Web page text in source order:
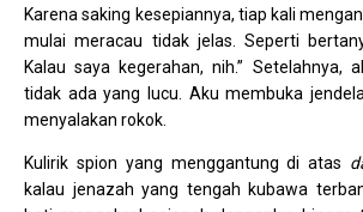
Karena saking kesepiannya, tiap kali
mulai meracau tidak jelas. Seperti
Kalau saya kegerahan, nih.” Setelahnya,
tidak ada yang lucu. Aku membuka
menyalakan rokok.
Kulirik spion yang menggantung di atas
kalau jenazah yang tengah kubawa